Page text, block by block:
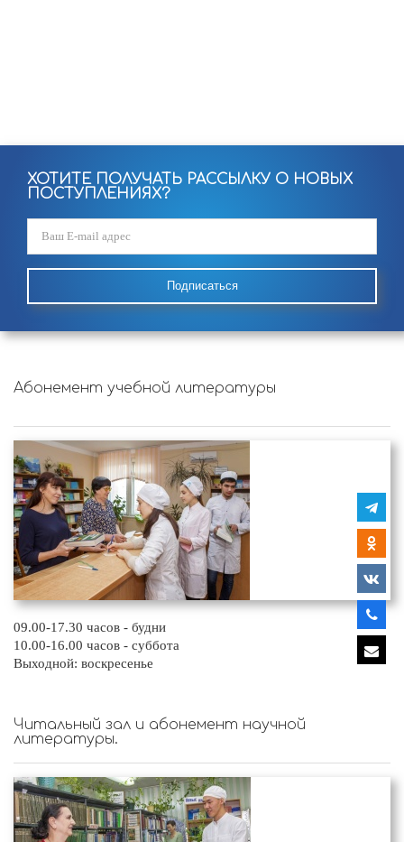
ХОТИТЕ ПОЛУЧАТЬ РАССЫЛКУ О НОВЫХ
ПОСТУПЛЕНИЯХ?
Подписаться
Абонемент учебной литературы
09.00-17.30 часов - будни
10.00-16.00 часов - суббота
Выходной: воскресенье
Читальный зал и абонемент научной
литературы.